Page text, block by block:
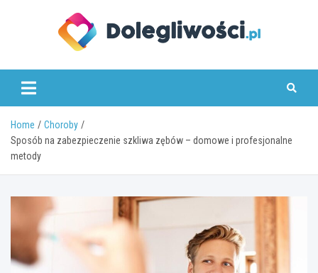
dolegliwosci.pl
Home
Choroby
Sposób na zabezpieczenie szkliwa zębów – domowe i profesjonalne
metody